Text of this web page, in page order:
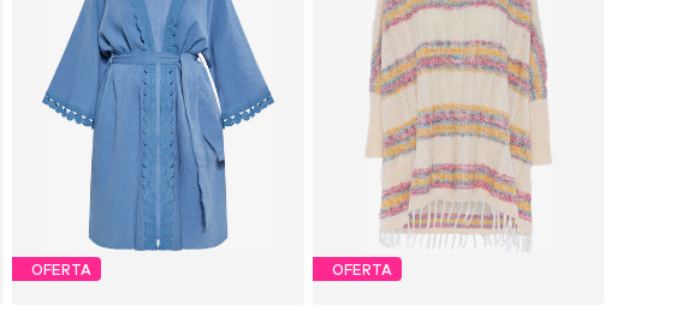
OFERTA OFERTA